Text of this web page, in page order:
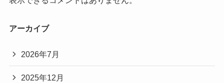
アーカイブ
2026年7月
2025年12月